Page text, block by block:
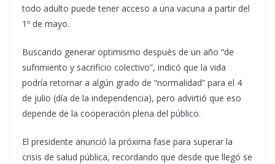
todo adulto puede tener acceso a una vacuna a partir del
1º de mayo.
Buscando generar optimismo después de un año “de
sufrimiento y sacrificio colectivo”, indicó que la vida
podría retornar a algún grado de “normalidad” para el 4
de julio (día de la independencia), pero advirtió que eso
depende de la cooperación plena del público.
El presidente anunció la próxima fase para superar la
crisis de salud pública, recordando que desde que llegó se